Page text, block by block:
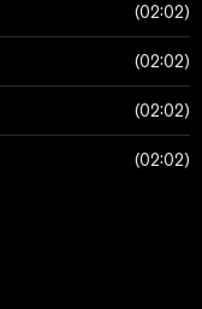
02:02
02:02
02:02
02:02